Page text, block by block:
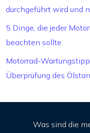
durchgeführt wird und
5 Dinge, die jeder
beachten sollte
Motorrad-
Überprüfung des
Was sind die